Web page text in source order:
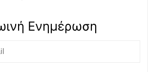
Eνημέρωση